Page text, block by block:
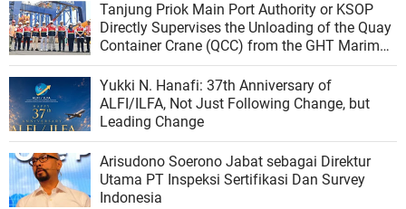
Tanjung Priok Main Port Authority or KSOP
Directly Supervises the Unloading of the Quay
Container Crane (QCC) from the GHT Marimas
Ship at the North JICT Pier
Yukki N. Hanafi: 37th Anniversary of
ALFI/ILFA, Not Just Following Change, but
Leading Change
Arisudono Soerono Jabat sebagai Direktur
Utama PT Inspeksi Sertifikasi Dan Survey
Indonesia